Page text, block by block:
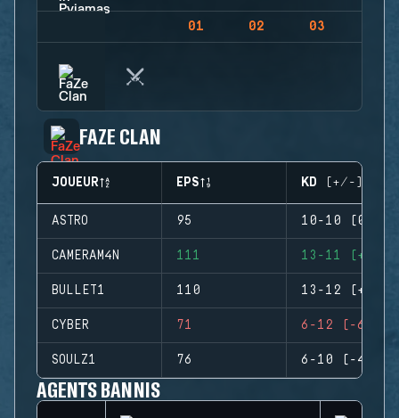
01 02 03
FAZE CLAN
JOUEUR EPS KD (+/-)
ASTRO 95 10-10 (0)
CAMERAM4N 111 13-11 (+2)
BULLET1 110 13-12 (+1)
CYBER 71 6-12 (-6)
SOULZ1 76 6-10 (-4)
AGENTS BANNIS